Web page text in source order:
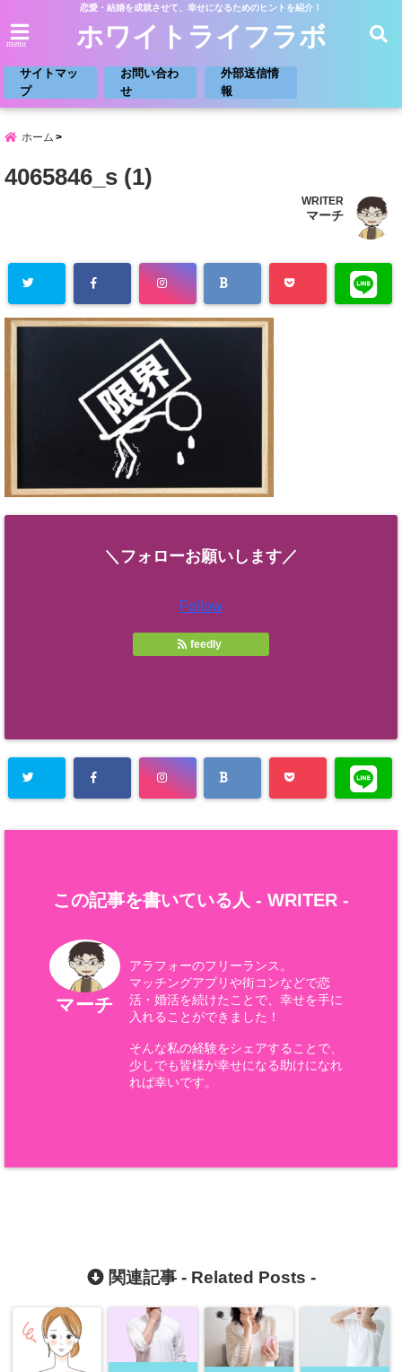
恋愛・結婚を成就させて、幸せになるためのヒントを紹介！
menu ホワイトライフラボ
サイトマッ
プ
お問い合わ
せ
外部送信情
報
ホーム
4065846_s (1)
WRITER
マーチ
＼フォローお願いします／
Follow
feedly
この記事を書いている人 - WRITER -
マーチ
アラフォーのフリーランス。
マッチングアプリや街コンなどで恋
活・婚活を続けたことで、幸せを手に
入れることができました！
そんな私の経験をシェアすることで、
少しでも皆様が幸せになる助けになれ
れば幸いです。
関連記事 - Related Posts -